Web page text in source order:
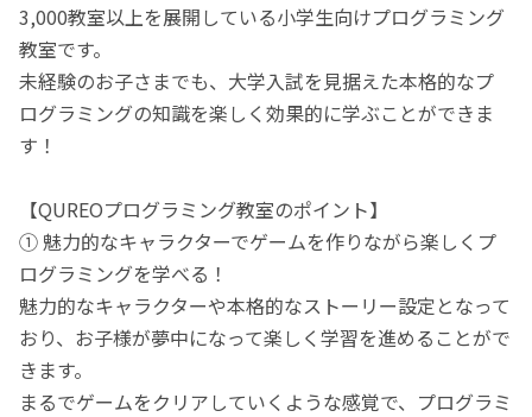
3,000教室以上を展開している小学生向けプログラミング
教室です。
未経験のお子さまでも、大学入試を見据えた本格的なプ
ログラミングの知識を楽しく効果的に学ぶことができま
す！
【QUREOプログラミング教室のポイント】
① 魅力的なキャラクターでゲームを作りながら楽しくプ
ログラミングを学べる！
魅力的なキャラクターや本格的なストーリー設定となって
おり、お子様が夢中になって楽しく学習を進めることがで
きます。
まるでゲームをクリアしていくような感覚で、プログラミ